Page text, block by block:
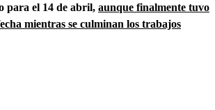
para el 14 de abril, aunque finalmente tuvo
mientras se culminan los trabajos